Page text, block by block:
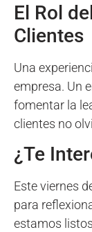
El Rol
Clientes
Una
empresa. Un
fomentar la
clientes no
¿Te
Este viernes
para
estamos